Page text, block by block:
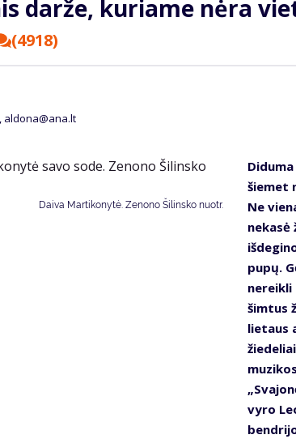
darže, kuriame nėra
(4918)
aldona@ana.lt
Daiva Martikonytė. Zenono Šilinsko nuotr.
šiemet
Ne
nekasė
pupų.
nereikli
šimtus
lietaus
vyro